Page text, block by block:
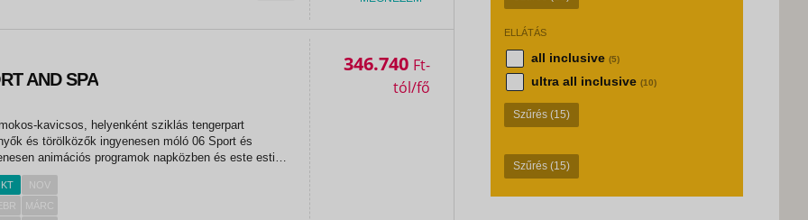
ELLÁTÁS
all inclusive (5)
ultra all inclusive (10)
Szűrés (15)
Szűrés (15)
AND SPA
és törölközők ingyenesen móló 06 Sport és
animációs programok napközben és este esti
asztalitenisz darts strandröplabda aerobic vízi
szórakozás...
NOV
MÁRC
346.740 Ft